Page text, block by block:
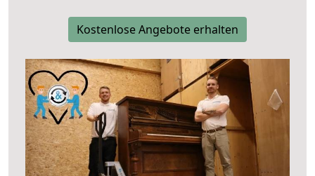
Kostenlose Angebote erhalten